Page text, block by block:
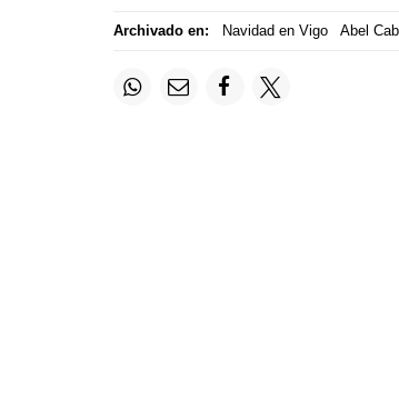
Archivado en: Navidad en Vigo Abel